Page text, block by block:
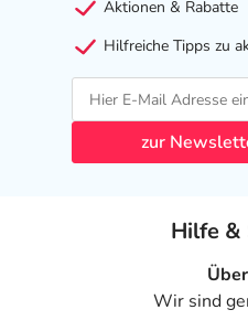
Aktionen & Rabatte
Hilfreiche Tipps zu
zur
Hilfe &
Wir sind